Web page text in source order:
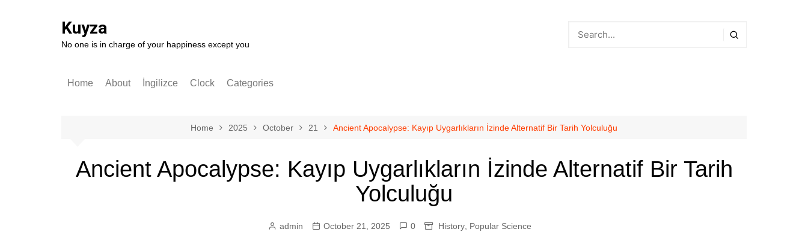
Kuyza
No one is in charge of your happiness except you
Home About İngilizce Clock Categories
German
Technology
Home 2025 October 21 Ancient Apocalypse: Kayıp Uygarlıkların İzinde Alternatif Bir Tarih Yolculuğu
Ancient Apocalypse: Kayıp Uygarlıkların İzinde Alternatif Bir Tarih
Yolculuğu
admin October 21, 2025 0 History, Popular Science